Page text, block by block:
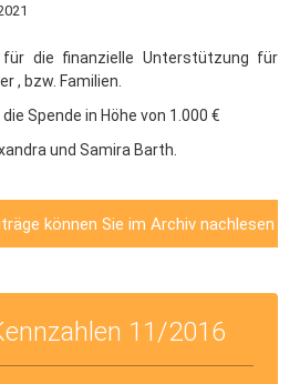
für die finanzielle Unterstützung für
, bzw. Familien.
Spende in Höhe von 1.000 €
und Samira Barth.
können Sie im Archiv nachlesen
11/2016